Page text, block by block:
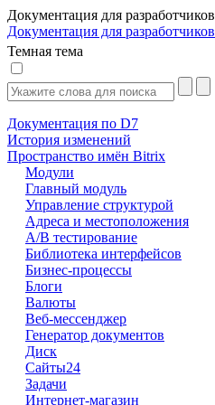
Документация для разработчиков
Документация для разработчиков
Темная тема
Документация по D7
История изменений
Пространство имён Bitrix
Модули
Главный модуль
Управление структурой
Адреса и местоположения
А/В тестирование
Библиотека интерфейсов
Бизнес-процессы
Блоги
Валюты
Веб-мессенджер
Генератор документов
Диск
Сайты24
Задачи
Интернет-магазин